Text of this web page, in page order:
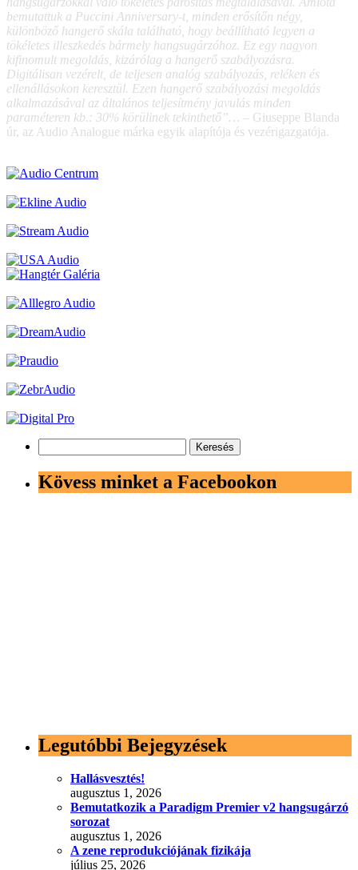
bemutattuk a Puccini Anniversary-t, minden erősítőn négy,
különböző hangerő skála található, hogy beállítható legyen a
tökéletes illeszkedés bármely hangsugárzóhoz. Ez egy nagyon
kifinomult megoldás, kizárólag a hangerő szabályozásra.
Digitálisan vezérelt, de teljesen analóg szabályozás, reléken és
ellenállásokon keresztül. Ezen hangerő szabályozási megoldás
alkalmazásával az általános teljesítmény javulás minden
paraméteren kb.: 30% körülinek tekinthető”… – Giuseppe Blanda
úr, az Audio Analogue márka egyik alapítója és vezérigazgatója.
Kövess minket a Facebookon
Legutóbbi Bejegyzések
Hallásvesztés!
augusztus 1, 2026
Bemutatkozik a Paradigm Premier v2 hangsugárzó
sorozat
augusztus 1, 2026
A zene reprodukciójának fizikája
július 25, 2026